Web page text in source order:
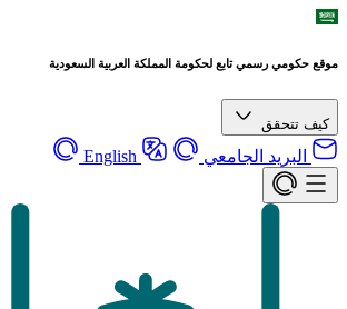
موقع حكومي رسمي تابع لحكومة المملكة العربية السعودية
كيف تتحقق
البريد الجامعي English